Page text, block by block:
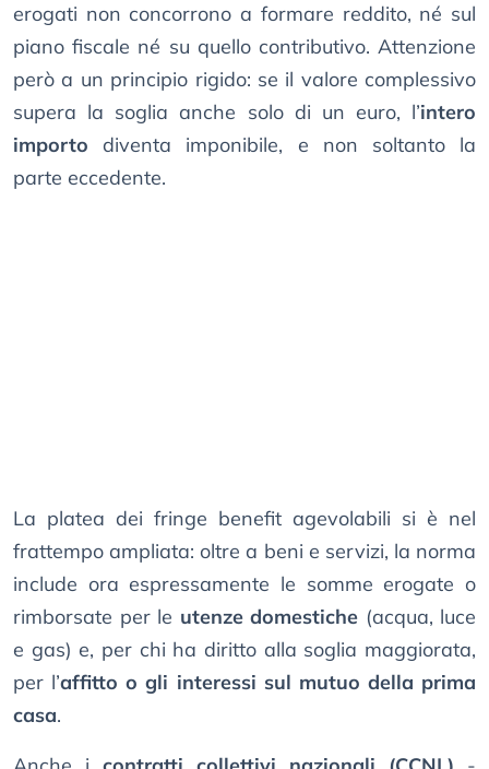
erogati non concorrono a formare reddito, né sul
piano fiscale né su quello contributivo. Attenzione
però a un principio rigido: se il valore complessivo
supera la soglia anche solo di un euro, l’intero
importo diventa imponibile, e non soltanto la
parte eccedente.
La platea dei fringe benefit agevolabili si è nel
frattempo ampliata: oltre a beni e servizi, la norma
include ora espressamente le somme erogate o
rimborsate per le utenze domestiche (acqua, luce
e gas) e, per chi ha diritto alla soglia maggiorata,
per l’affitto o gli interessi sul mutuo della prima
casa.